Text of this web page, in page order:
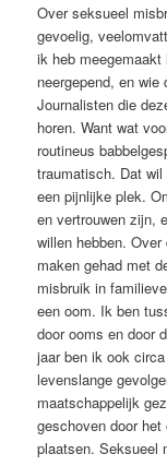
Over seksueel
gevoelig,
ik heb
neergepend, en
Journalisten die
horen. Want wat
routineus
traumatisch. Dat
een pijnlijke plek.
en vertrouwen zijn,
willen hebben.
maken gehad met
misbruik in
een oom. Ik ben
door ooms en door
jaar ben ik ook
levenslange
maatschappelijk
geschoven door het
plaatsen. Seksueel